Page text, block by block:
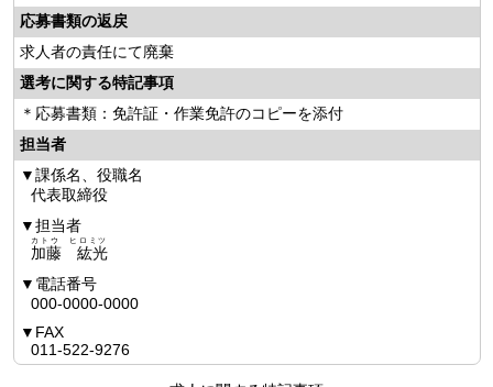
応募書類の返戻
求人者の責任にて廃棄
選考に関する特記事項
＊応募書類：免許証・作業免許のコピーを添付
担当者
課係名、役職名
代表取締役
担当者
加藤 紘光
カトウ ヒロミツ
電話番号
000-0000-0000
FAX
011-522-9276